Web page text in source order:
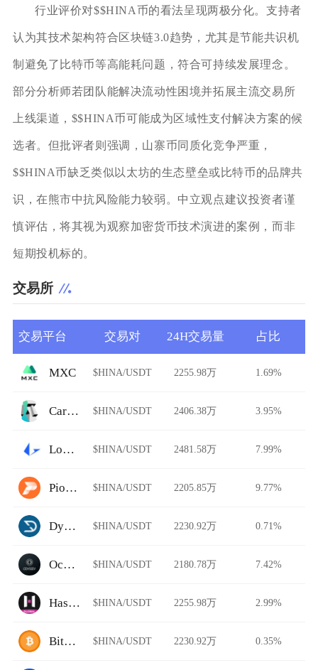
行业评价对$$HINA币的看法呈现两极分化。支持者
认为其技术架构符合区块链3.0趋势，尤其是节能共识机
制避免了比特币等高能耗问题，符合可持续发展理念。
部分分析师若团队能解决流动性困境并拓展主流交易所
上线渠道，$$HINA币可能成为区域性支付解决方案的候
选者。但批评者则强调，山寨币同质化竞争严重，
$$HINA币缺乏类似以太坊的生态壁垒或比特币的品牌共
识，在熊市中抗风险能力较弱。中立观点建议投资者谨
慎评估，将其视为观察加密货币技术演进的案例，而非
短期投机标的。
交易所
交易平台 交易对 24H交易量 占比
MXC $HINA/USDT 2255.98万 1.69%
Carbon DeFi $HINA/USDT 2406.38万 3.95%
Loopring AMM $HINA/USDT 2481.58万 7.99%
Pionex $HINA/USDT 2205.85万 9.77%
Dystopia $HINA/USDT 2230.92万 0.71%
Ocnex $HINA/USDT 2180.78万 7.42%
HashKey Global $HINA/USDT 2255.98万 2.99%
BitFlip $HINA/USDT 2230.92万 0.35%